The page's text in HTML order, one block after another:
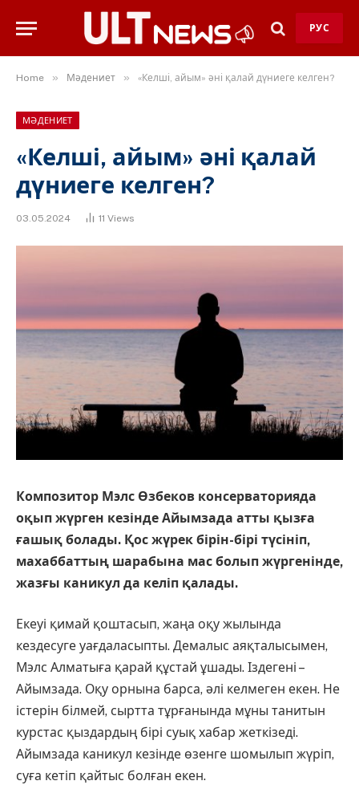
РУС
Home » Мәдениет » «Келші, айым» әні қалай дүниеге келген?
МӘДЕНИЕТ
«Келші, айым» әні қалай
дүниеге келген?
03.05.2024 11 Views
Композитор Мэлс Өзбеков консерваторияда
оқып жүрген кезінде Айымзада атты қызға
ғашық болады. Қос жүрек бірін-бірі түсініп,
махаббаттың шарабына мас болып жүргенінде,
жазғы каникул да келіп қалады.
Екеуі қимай қоштасып, жаңа оқу жылында
кездесуге уағдаласыпты. Демалыс аяқталысымен,
Мэлс Алматыға қарай құстай ұшады. Іздегені –
Айымзада. Оқу орнына барса, әлі келмеген екен. Не
істерін білмей, сыртта тұрғанында мұны танитын
курстас қыздардың бірі суық хабар жеткізеді.
Айымзада каникул кезінде өзенге шомылып жүріп,
суға кетіп қайтыс болған екен.